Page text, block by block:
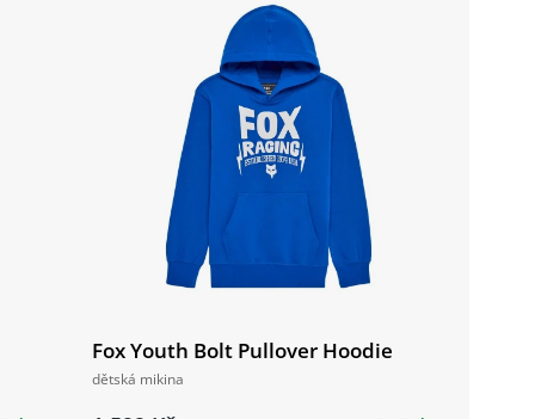
Fox Youth Bolt Pullover Hoodie
dětská mikina